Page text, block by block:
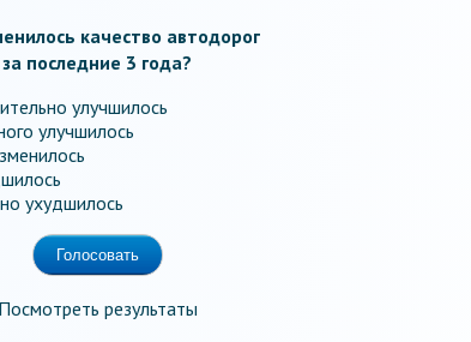
качество автодорог
за последние 3 года?
улучшилось
улучшилось
ухудшилось
Посмотреть результаты